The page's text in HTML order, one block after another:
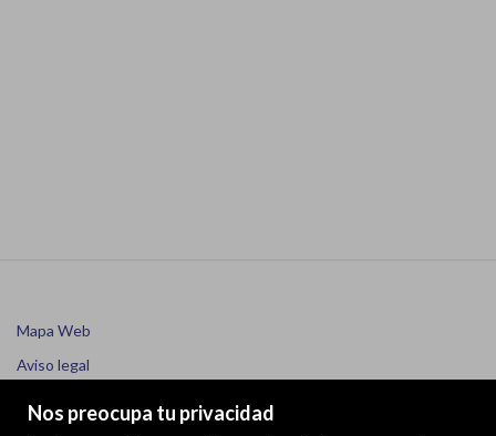
Nos preocupa tu privacidad
Mapa Web
Aviso legal